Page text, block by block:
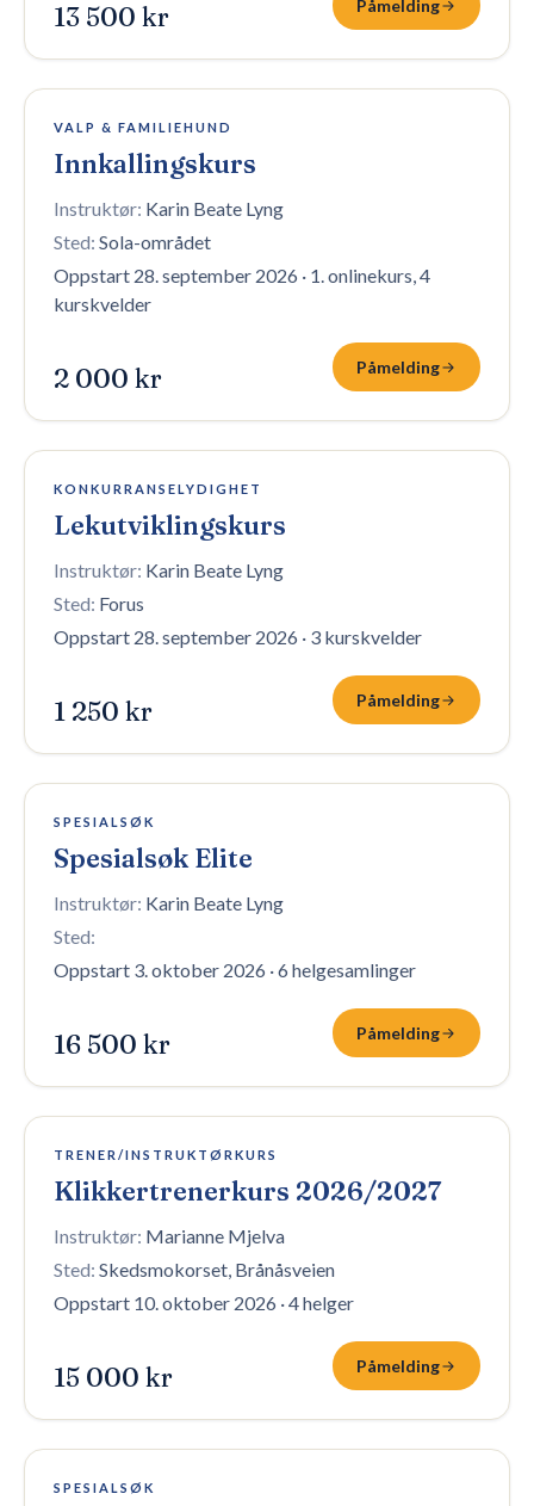
13 500 kr Påmelding
6 plasser igjen
VALP & FAMILIEHUND
Innkallingskurs
Instruktør: Karin Beate Lyng
Sted: Sola-området
Oppstart 28. september 2026 · 1. onlinekurs, 4
kurskvelder
2 000 kr Påmelding
6 plasser igjen
KONKURRANSELYDIGHET
Lekutviklingskurs
Instruktør: Karin Beate Lyng
Sted: Forus
Oppstart 28. september 2026 · 3 kurskvelder
1 250 kr Påmelding
16 plasser igjen
SPESIALSØK
Spesialsøk Elite
Instruktør: Karin Beate Lyng
Sted:
Oppstart 3. oktober 2026 ·6 helgesamlinger
16 500 kr Påmelding
3 plasser igjen
TRENER/INSTRUKTØRKURS
Klikkertrenerkurs 2026/2027
Instruktør: Marianne Mjelva
Sted: Skedsmokorset, Brånåsveien
Oppstart 10. oktober 2026 ·4 helger
15 000 kr Påmelding
Fullt — venteliste
SPESIALSØK